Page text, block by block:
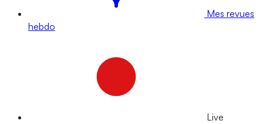
Mes revues
hebdo
Live